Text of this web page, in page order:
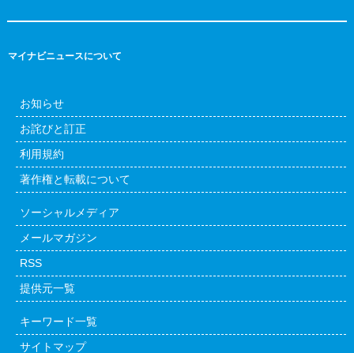
マイナビニュースについて
お知らせ
お詫びと訂正
利用規約
著作権と転載について
ソーシャルメディア
メールマガジン
RSS
提供元一覧
キーワード一覧
サイトマップ